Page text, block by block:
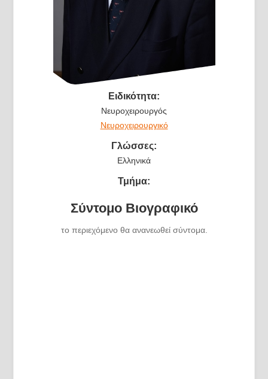
Ειδικότητα:
Νευροχειρουργός
Νευροχειρουργικό
Γλώσσες:
Ελληνικά
Τμήμα:
Σύντομο Βιογραφικό
το περιεχόμενο θα ανανεωθεί σύντομα.